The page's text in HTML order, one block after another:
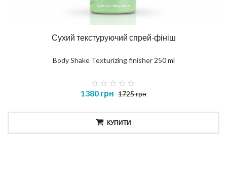
Сухий текстуруючий спрей-фініш
Body Shake Texturizing finisher 250 ml
1380 грн 1725 грн
КУПИТИ